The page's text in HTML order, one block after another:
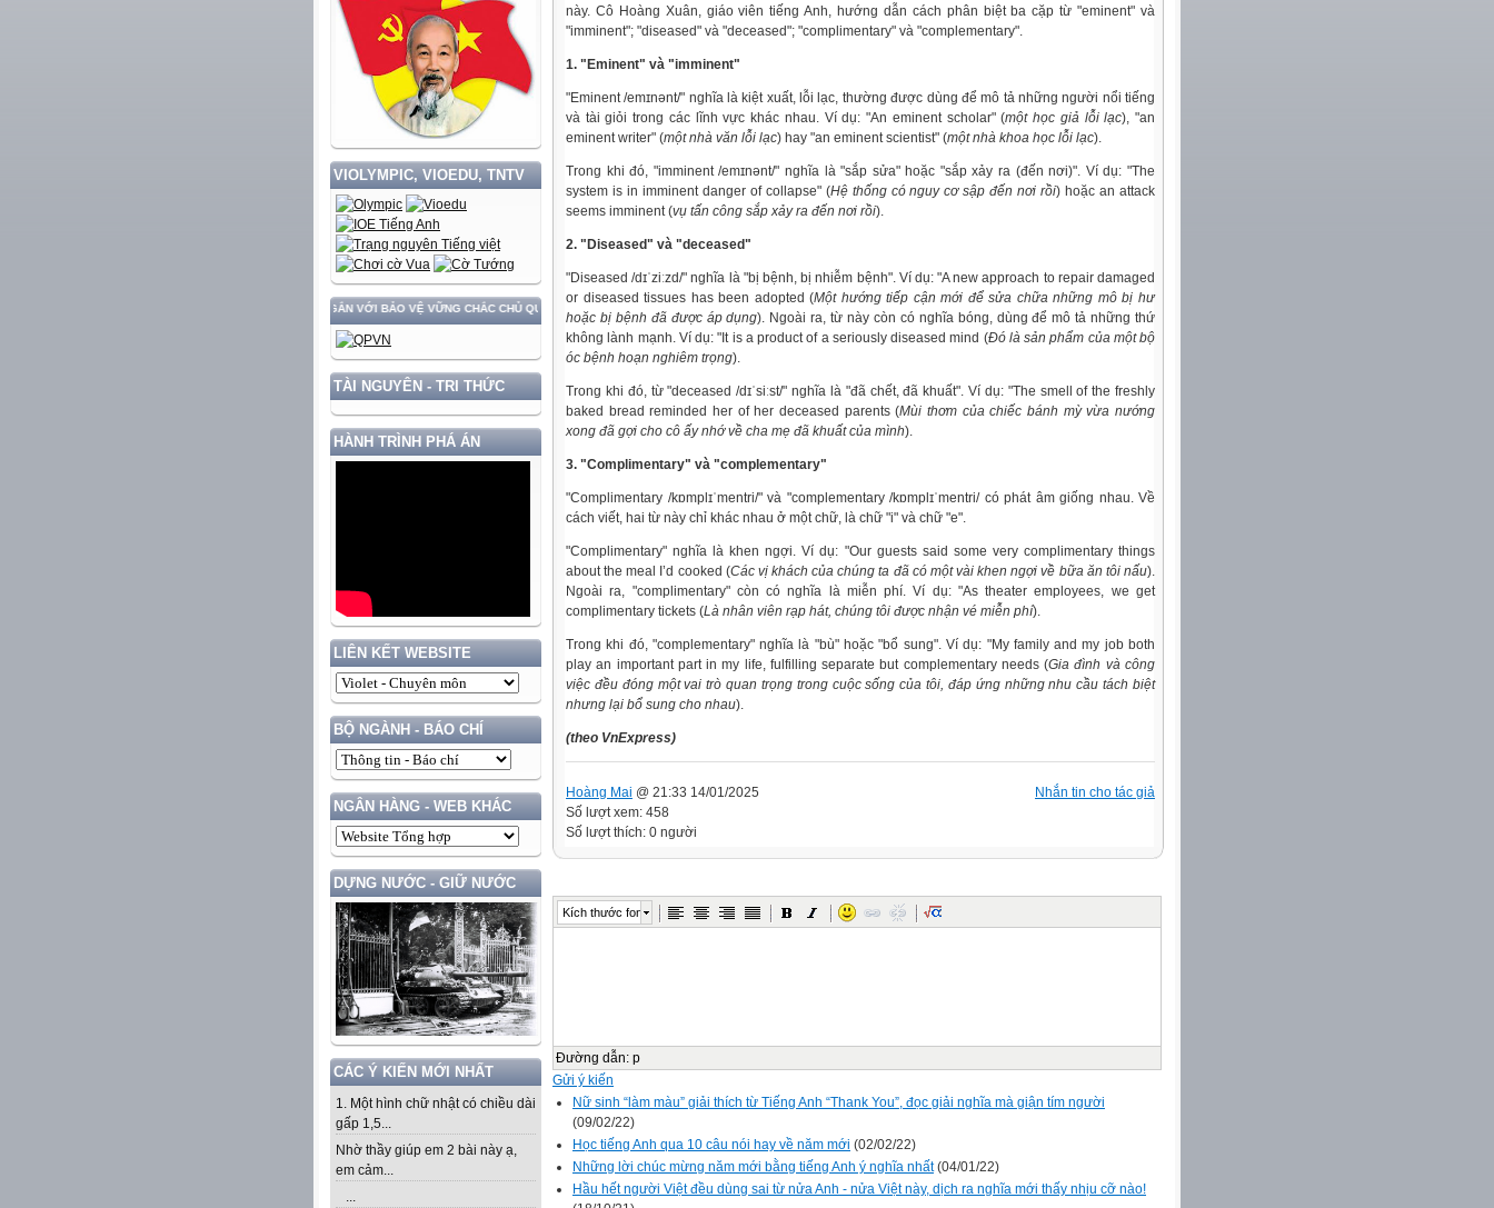
VIOLYMPIC, VIOEDU, TNTV
XÂY DỰNG VÀ PHÁT TRIỂN ĐẤT NƯỚC GẮN VỚI BẢO VỆ VỮNG CHẮC CHỦ QUYỀN VÀ ĐỘC LẬP DÂN TỘC!
TÀI NGUYÊN - TRI THỨC
HÀNH TRÌNH PHÁ ÁN
LIÊN KẾT WEBSITE
BỘ NGÀNH - BÁO CHÍ
NGÂN HÀNG - WEB KHÁC
DỰNG NƯỚC - GIỮ NƯỚC
CÁC Ý KIẾN MỚI NHẤT
1. Một hình chữ nhật có chiều dài
gấp 1,5...
Nhờ thầy giúp em 2 bài này ạ,
em cảm...
...
này. Cô Hoàng Xuân, giáo viên tiếng Anh, hướng dẫn cách phân biệt ba cặp từ "eminent" và
"imminent"; "diseased" và "deceased"; "complimentary" và "complementary".
1. "Eminent" và "imminent"
"Eminent /emɪnənt/" nghĩa là kiệt xuất, lỗi lạc, thường được dùng để mô tả những người nổi tiếng
và tài giỏi trong các lĩnh vực khác nhau. Ví dụ: "An eminent scholar" (một học giả lỗi lạc), "an
eminent writer" (một nhà văn lỗi lạc) hay "an eminent scientist" (một nhà khoa học lỗi lạc).
Trong khi đó, "imminent /emɪnənt/" nghĩa là "sắp sửa" hoặc "sắp xảy ra (đến nơi)". Ví dụ: "The
system is in imminent danger of collapse" (Hệ thống có nguy cơ sập đến nơi rồi) hoặc an attack
seems imminent (vụ tấn công sắp xảy ra đến nơi rồi).
2. "Diseased" và "deceased"
"Diseased /dɪˈziːzd/" nghĩa là "bị bệnh, bị nhiễm bệnh". Ví dụ: "A new approach to repair damaged
or diseased tissues has been adopted (Một hướng tiếp cận mới để sửa chữa những mô bị hư
hoặc bị bệnh đã được áp dụng). Ngoài ra, từ này còn có nghĩa bóng, dùng để mô tả những thứ
không lành mạnh. Ví dụ: "It is a product of a seriously diseased mind (Đó là sản phẩm của một bộ
óc bệnh hoạn nghiêm trọng).
Trong khi đó, từ "deceased /dɪˈsiːst/" nghĩa là "đã chết, đã khuất". Ví dụ: "The smell of the freshly
baked bread reminded her of her deceased parents (Mùi thơm của chiếc bánh mỳ vừa nướng
xong đã gợi cho cô ấy nhớ về cha mẹ đã khuất của mình).
3. "Complimentary" và "complementary"
"Complimentary /kɒmplɪˈmentri/" và "complementary /kɒmplɪˈmentri/ có phát âm giống nhau. Về
cách viết, hai từ này chỉ khác nhau ở một chữ, là chữ "i" và chữ "e".
"Complimentary" nghĩa là khen ngợi. Ví dụ: "Our guests said some very complimentary things
about the meal I’d cooked (Các vị khách của chúng ta đã có một vài khen ngợi về bữa ăn tôi nấu).
Ngoài ra, "complimentary" còn có nghĩa là miễn phí. Ví dụ: "As theater employees, we get
complimentary tickets (Là nhân viên rạp hát, chúng tôi được nhận vé miễn phí).
Trong khi đó, "complementary" nghĩa là "bù" hoặc "bổ sung". Ví dụ: "My family and my job both
play an important part in my life, fulfilling separate but complementary needs (Gia đình và công
việc đều đóng một vai trò quan trọng trong cuộc sống của tôi, đáp ứng những nhu cầu tách biệt
nhưng lại bổ sung cho nhau).
(theo VnExpress)
Nhắn tin cho tác giả
Hoàng Mai @ 21:33 14/01/2025
Số lượt xem: 458
Số lượt thích: 0 người
Kích thước font
Đường dẫn: p
Gửi ý kiến
Nữ sinh “làm màu” giải thích từ Tiếng Anh “Thank You”, đọc giải nghĩa mà giận tím người
(09/02/22)
Học tiếng Anh qua 10 câu nói hay về năm mới (02/02/22)
Những lời chúc mừng năm mới bằng tiếng Anh ý nghĩa nhất(04/01/22)
Hầu hết người Việt đều dùng sai từ nửa Anh - nửa Việt này, dịch ra nghĩa mới thấy nhịu cỡ nào!